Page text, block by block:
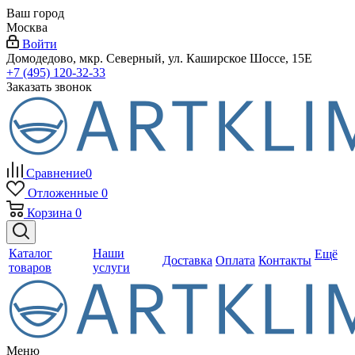
Ваш город
Москва
Войти
Домодедово, мкр. Северный, ул. Каширское Шоссе, 15Е
+7 (495) 120-32-33
Заказать звонок
Сравнение0
Отложенные 0
Корзина 0
Каталог
товаров
Наши
услуги
Доставка Оплата Контакты Ещё
Меню